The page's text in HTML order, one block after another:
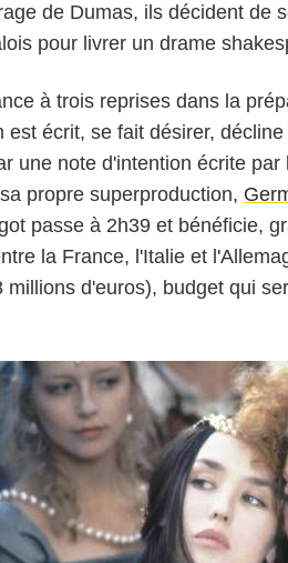
de Dumas, ils décident de
pour livrer un drame
à trois reprises dans la
est écrit, se fait désirer,
une note d'intention écrite
propre superproduction,
passe à 2h39 et bénéficie,
la France, l'Italie et
millions d'euros), budget qui
Produzione TV SPA – Nef